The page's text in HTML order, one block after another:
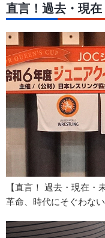
直言！過去・現
【直言！ 過去・現在・
革命、時代にそぐわな